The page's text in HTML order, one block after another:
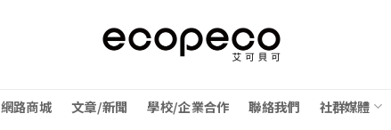
網路商城 文章/新聞 學校/企業合作 聯絡我們 社群媒體